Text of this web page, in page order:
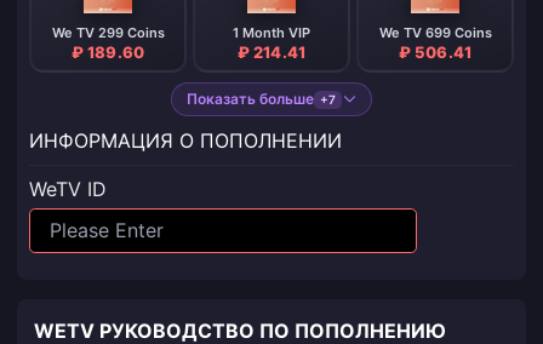
We TV 299 Coins
₽ 189.60
1 Month VIP
₽ 214.41
We TV 699 Coins
₽ 506.41
Показать больше +7
ИНФОРМАЦИЯ О ПОПОЛНЕНИИ
WeTV ID
WETV РУКОВОДСТВО ПО ПОПОЛНЕНИЮ